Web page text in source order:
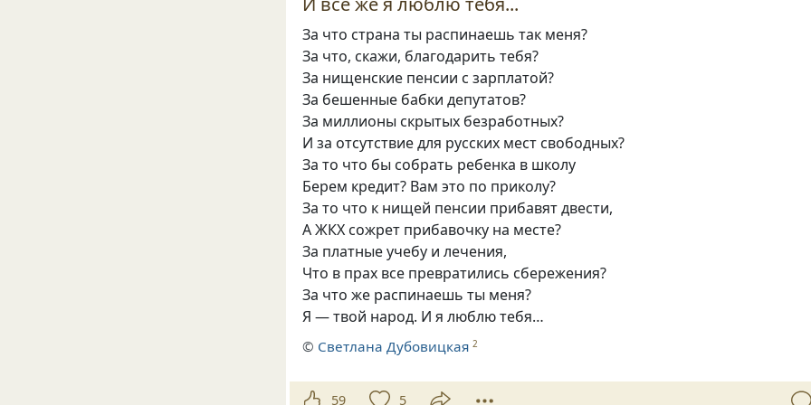
За что страна ты распинаешь так меня?
За что, скажи, благодарить тебя?
За нищенские пенсии с зарплатой?
За бешенные бабки депутатов?
За миллионы скрытых безработных?
И за отсутствие для русских мест свободных?
За то что бы собрать ребенка в школу
Берем кредит? Вам это по приколу?
За то что к нищей пенсии прибавят двести,
А ЖКХ сожрет прибавочку на месте?
За платные учебу и лечения,
Что в прах все превратились сбережения?
За что же распинаешь ты меня?
Я — твой народ. И я люблю тебя…
© Светлана Дубовицкая 2
59 5